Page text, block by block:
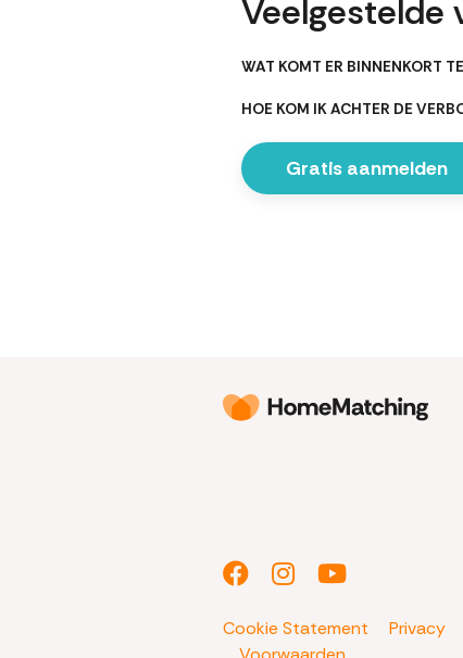
Veelgestelde
WAT KOMT ER BINNENKORT
HOE KOM IK ACHTER DE
Gratis aanmelden
Cookie Statement
Privacy